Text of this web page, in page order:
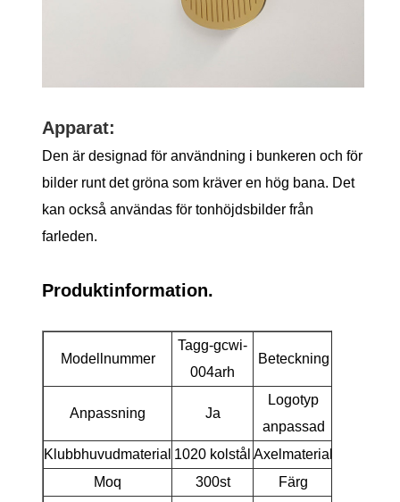
Apparat:
Den är designad för användning i bunkeren och för
bilder runt det gröna som kräver en hög bana. Det
kan också användas för tonhöjdsbilder från
farleden.
Produktinformation.
Modellnummer
Tagg-gcwi-
004arh
Beteckning
Anpassning Ja
Logotyp
anpassad
Klubbhuvudmaterial 1020 kolstål Axelmaterial
Moq
300st Färg